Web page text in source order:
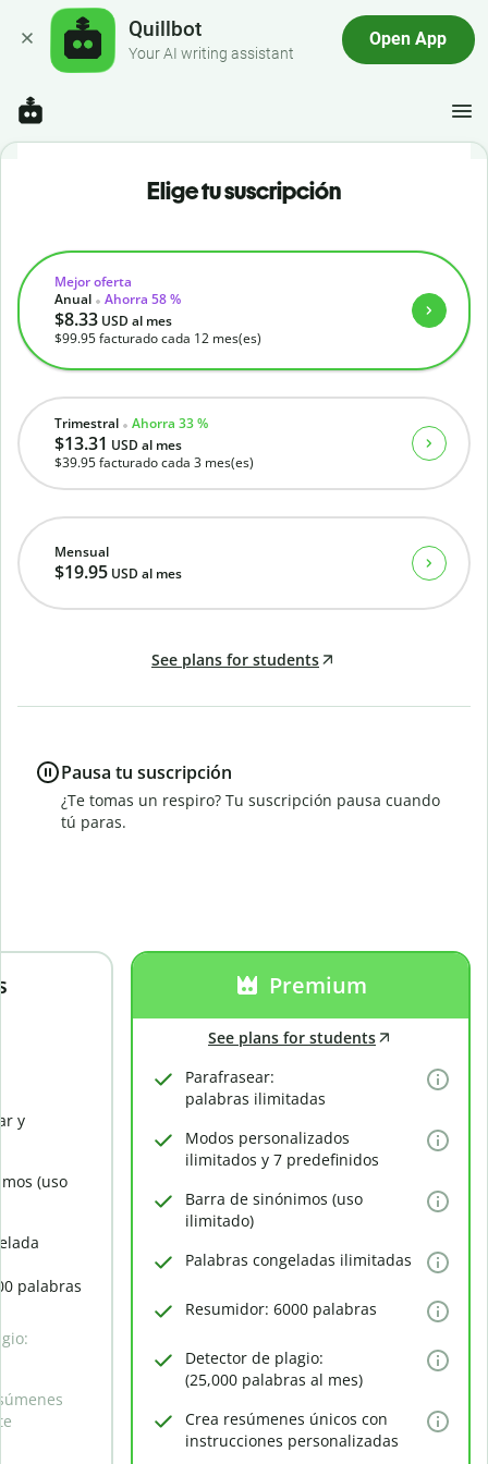
Quillbot
Your AI writing assistant
Open App
y
(uso
palabras
Premium
See plans for students
Parafrasear:
palabras ilimitadas
Modos personalizados
ilimitados y 7 predefinidos
Barra de sinónimos (uso
ilimitado)
Palabras congeladas ilimitadas
Resumidor: 6000 palabras
Detector de plagio:
(25,000 palabras al mes)
Crea resúmenes únicos con
instrucciones personalizadas
Elige tu suscripción
Mensual
$19.95 USD al mes
Trimestral Ahorra 33 %
$13.31 USD al mes
$39.95facturado cada 3 mes(es)
Mejor oferta
Anual
Ahorra 58 %
$8.33 USD al mes
$99.95facturado cada 12 mes(es)
See plans for students
Pausa tu suscripción
¿Te tomas un respiro? Tu suscripción pausa cuando
tú paras.